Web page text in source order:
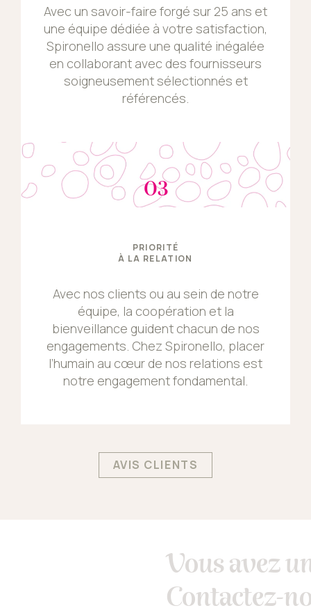
Avec un savoir-faire forgé sur 25 ans et
une équipe dédiée à votre satisfaction,
Spironello assure une qualité inégalée
en collaborant avec des fournisseurs
soigneusement sélectionnés et
référencés.
03
PRIORITÉ
À LA RELATION
Avec nos clients ou au sein de notre
équipe, la coopération et la
bienveillance guident chacun de nos
engagements. Chez Spironello, placer
l’humain au cœur de nos relations est
notre engagement fondamental.
AVIS CLIENTS
Vous avez
Contactez-